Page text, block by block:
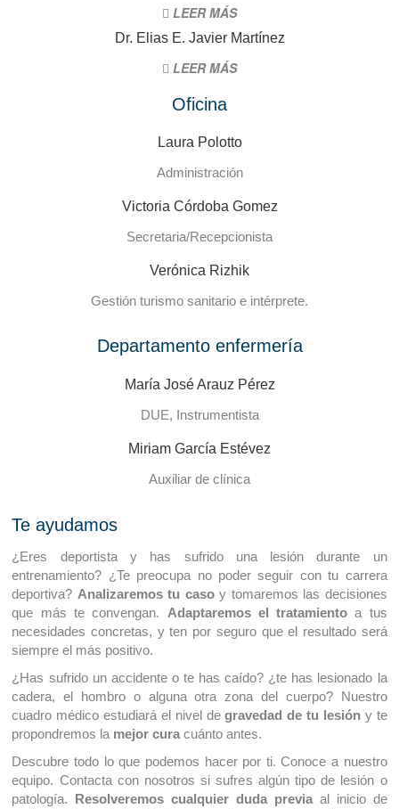
LEER MÁS
Dr. Elias E. Javier Martínez
LEER MÁS
Oficina
Laura Polotto
Administración
Victoria Córdoba Gomez
Secretaria/Recepcionista
Verónica Rizhik
Gestión turismo sanitario e intérprete.
Departamento enfermería
María José Arauz Pérez
DUE, Instrumentista
Miriam García Estévez
Auxiliar de clínica
Te ayudamos
¿Eres deportista y has sufrido una lesión durante un
entrenamiento? ¿Te preocupa no poder seguir con tu carrera
deportiva? Analizaremos tu casoy tomaremos las decisiones
que más te convengan. Adaptaremos el tratamiento a tus
necesidades concretas, y ten por seguro que el resultado será
siempre el más positivo.
¿Has sufrido un accidente o te has caído? ¿te has lesionado la
cadera, el hombro o alguna otra zona del cuerpo? Nuestro
cuadro médico estudiará el nivel degravedad de tu lesióny te
propondremos la mejor cura cuánto antes.
Descubre todo lo que podemos hacer por ti. Conoce a nuestro
equipo. Contacta con nosotros si sufres algún tipo de lesión o
patología. Resolveremos cualquier duda previaal inicio de